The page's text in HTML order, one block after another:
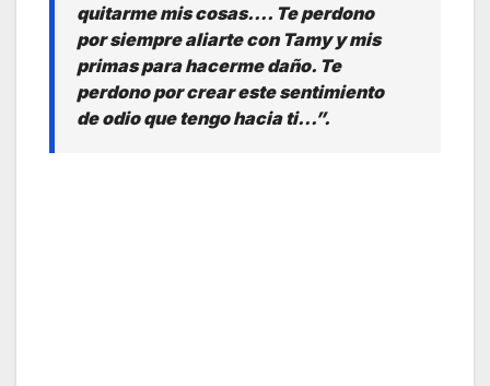
quitarme mis cosas…. Te perdono
por siempre aliarte con Tamy y mis
primas para hacerme daño. Te
perdono por crear este sentimiento
de odio que tengo hacia ti…”.